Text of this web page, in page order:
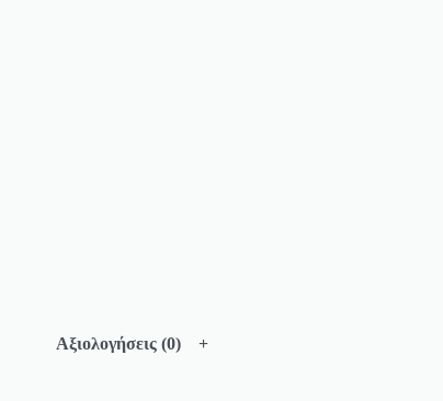
Αξιολογήσεις (0)